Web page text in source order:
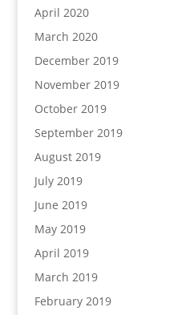
April 2020
March 2020
December 2019
November 2019
October 2019
September 2019
August 2019
July 2019
June 2019
May 2019
April 2019
March 2019
February 2019